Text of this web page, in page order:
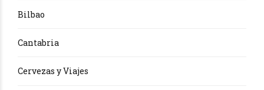
Bilbao
Cantabria
Cervezas y Viajes